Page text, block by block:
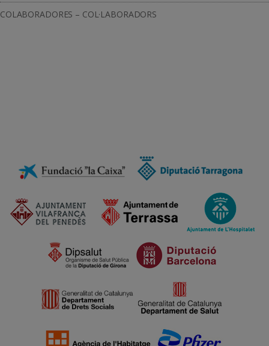
COLABORADORES – COL·LABORADORS